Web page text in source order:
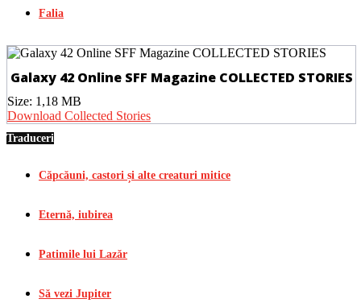
Falia
Galaxy 42 Online SFF Magazine COLLECTED STORIES
Size: 1,18 MB
Download Collected Stories
Traduceri
Căpcăuni, castori și alte creaturi mitice
Eternă, iubirea
Patimile lui Lazăr
Să vezi Jupiter